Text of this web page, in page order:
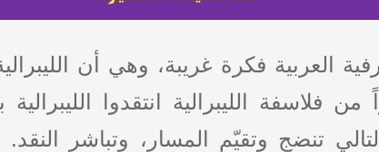
العربية فكرة غريبة، وهي أن
فلاسفة الليبرالية انتقدوا
تنضج وتقيّم المسار، وتباشر